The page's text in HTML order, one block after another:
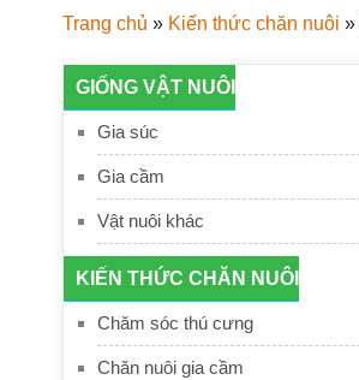
Trang chủ » Kiến thức chăn nuôi »
GIỐNG VẬT NUÔI
Gia súc
Gia cầm
Vật nuôi khác
KIẾN THỨC CHĂN NUÔI
Chăm sóc thú cưng
Chăn nuôi gia cầm